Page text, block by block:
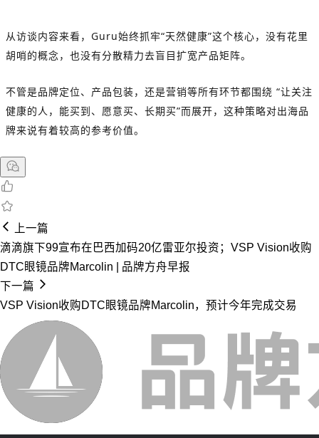
从访谈内容来看，Guru始终抓牢“天然健康”这个核心，没有花里
胡哨的概念，也没有分散精力去盲目扩宽产品矩阵。
不管是品牌定位、产品包装，还是营销等所有环节都围绕 “让关注
健康的人，能买到、愿意买、长期买”而展开，这种策略对出海品
牌来说有着较高的参考价值。
上一篇
滴滴旗下99宣布在巴西加码20亿雷亚尔投资；VSP Vision收购
DTC眼镜品牌Marcolin | 品牌方舟早报
下一篇
VSP Vision收购DTC眼镜品牌Marcolin，预计今年完成交易